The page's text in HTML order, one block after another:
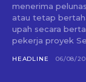
menerima
atau tetap
upah secara bertahap. Situasi tersebut
pekerja proyek
HEADLINE 06/08/